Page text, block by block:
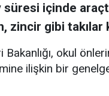
süresi içinde
zincir gibi takılar
Bakanlığı, okul
ilişkin bir